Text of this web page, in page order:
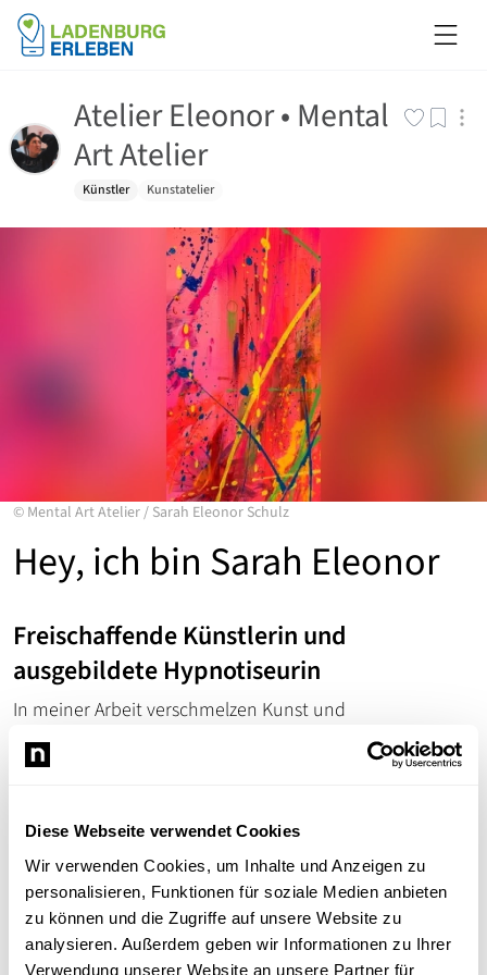
Diese Webseite verwendet Cookies
Wir verwenden Cookies, um Inhalte und Anzeigen zu
personalisieren, Funktionen für soziale Medien anbieten
zu können und die Zugriffe auf unsere Website zu
analysieren. Außerdem geben wir Informationen zu Ihrer
Verwendung unserer Website an unsere Partner für
Atelier Eleonor • Mental
Art Atelier
Künstler Kunstatelier
© Mental Art Atelier/ Sarah Eleonor Schulz
Hey, ich bin Sarah Eleonor
Freischaffende Künstlerin und
ausgebildete Hypnotiseurin
In meiner Arbeit verschmelzen Kunst und
Unterbewusstsein. Nicht nur in meiner eigenen Kunst,
Ich begleite Menschen in einen Zustand tiefer Präsenz, in
Werke, die nicht nur betrachtet, sondern gefühlt werden
können. Von kleinen Kursen, über Events bis hin zu einer
umfassenden Begleitung über mehrere Termine kannst
du bei mir deine Kreativität neu entdecken, einzigartige
Momente erleben und ganz du selbst sein.